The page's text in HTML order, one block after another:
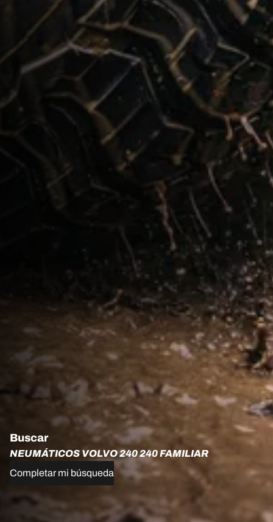
Buscar
NEUMÁTICOS VOLVO 240 240 FAMILIAR
Completar mi búsqueda